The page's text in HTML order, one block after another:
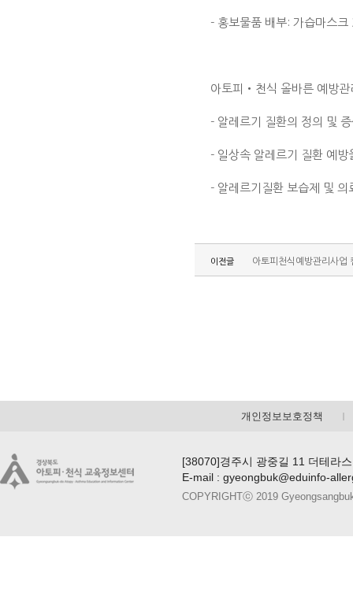
- 홍보물품 배부: 가습마스
아토피‧천식 올바른 예방관
- 알레르기 질환의 정의 및
- 일상속 알레르기 질환 예방
- 알레르기질환 보습제 및 의
이전글 아토피천식예방관리사업
개인정보보호정책
[38070]경주시 광중길 11 더테라
E-mail : gyeongbuk@eduinfo-
COPYRIGHTⓒ 2019